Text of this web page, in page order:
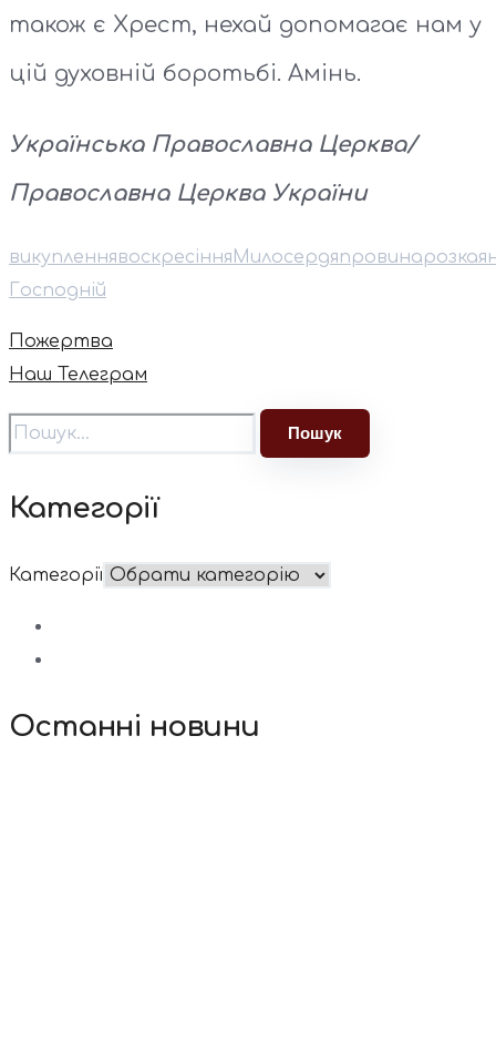
також є Хрест, нехай допомагає нам у
цій духовній боротьбі. Амінь.
Українська Правoславна Церква/
Православна Церква України
викупленнявоскресіння Милосердяпровина
Господній
Пожертва
Наш Телеграм
Категорії
Категорії
Останні новини